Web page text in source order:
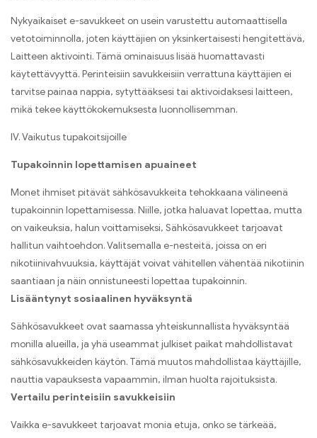
Nykyaikaiset e-savukkeet on usein varustettu automaattisella
vetotoiminnolla, joten käyttäjien on yksinkertaisesti hengitettävä,
Laitteen aktivointi. Tämä ominaisuus lisää huomattavasti
käytettävyyttä. Perinteisiin savukkeisiin verrattuna käyttäjien ei
tarvitse painaa nappia, sytyttääksesi tai aktivoidaksesi laitteen,
mikä tekee käyttökokemuksesta luonnollisemman.
IV. Vaikutus tupakoitsijoille
Tupakoinnin lopettamisen apuaineet
Monet ihmiset pitävät sähkösavukkeita tehokkaana välineenä
tupakoinnin lopettamisessa. Niille, jotka haluavat lopettaa, mutta
on vaikeuksia, halun voittamiseksi, Sähkösavukkeet tarjoavat
hallitun vaihtoehdon. Valitsemalla e-nesteitä, joissa on eri
nikotiinivahvuuksia, käyttäjät voivat vähitellen vähentää nikotiinin
saantiaan ja näin onnistuneesti lopettaa tupakoinnin.
Lisääntynyt sosiaalinen hyväksyntä
Sähkösavukkeet ovat saamassa yhteiskunnallista hyväksyntää
monilla alueilla, ja yhä useammat julkiset paikat mahdollistavat
sähkösavukkeiden käytön. Tämä muutos mahdollistaa käyttäjille,
nauttia vapauksesta vapaammin, ilman huolta rajoituksista.
Vertailu perinteisiin savukkeisiin
Vaikka e-savukkeet tarjoavat monia etuja, onko se tärkeää,